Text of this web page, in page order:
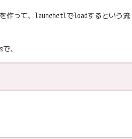
作って、launchctlでloadするという流
、